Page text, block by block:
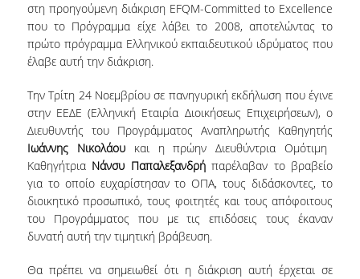
ADMINISTRATIVE STAFF
POSTDOCTORAL RESEARCHERS
CURRICULUM OF THE DEPARTMENT
GUIDE AND STREAMS OF STUDY
PROGRAM COURSES
INTERNSHIP AND THESIS
στη προηγούμενη διάκριση EFQM-Committed to Excellence
που το Πρόγραμμα είχε λάβει το 2008, αποτελώντας το
πρώτο πρόγραμμα Ελληνικού εκπαιδευτικού ιδρύματος που
έλαβε αυτή την διάκριση.
Την Τρίτη 24 Νοεμβρίου σε πανηγυρική εκδήλωση που έγινε
στην ΕΕΔΕ (Ελληνική Εταιρία Διοικήσεως Επιχειρήσεων), ο
Διευθυντής του Προγράμματος Αναπληρωτής Καθηγητής
Ιωάννης Νικολάουκαι η πρώην Διευθύντρια Ομότιμη
Καθηγήτρια Νάνσυ Παπαλεξανδρήπαρέλαβαν το βραβείο
για το οποίο ευχαρίστησαν το ΟΠΑ, τους διδάσκοντες, το
διοικητικό προσωπικό, τους φοιτητές και τους απόφοιτους
του Προγράμματος που με τις επιδόσεις τους έκαναν
δυνατή αυτή την τιμητική βράβευση.
Θα πρέπει να σημειωθεί ότι η διάκριση αυτή έρχεται σε